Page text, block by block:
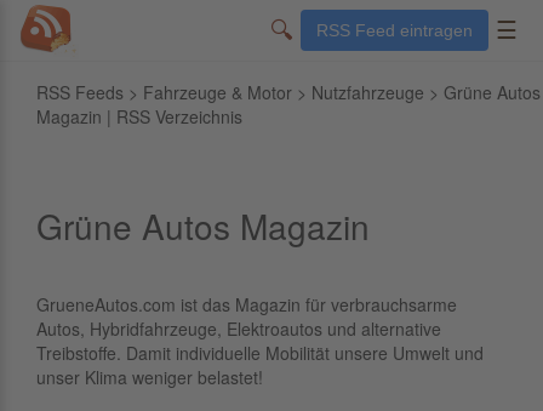
🔍 RSS Feed eintragen ☰
RSS Feeds > Fahrzeuge & Motor > Nutzfahrzeuge > Grüne Autos
Magazin | RSS Verzeichnis
Grüne Autos Magazin
GrueneAutos.com ist das Magazin für verbrauchsarme
Autos, Hybridfahrzeuge, Elektroautos und alternative
Treibstoffe. Damit individuelle Mobilität unsere Umwelt und
unser Klima weniger belastet!